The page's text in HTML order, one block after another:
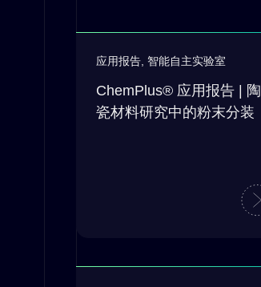
应用报告, 智能自主实验室
ChemPlus® 应用报告 | 陶
瓷材料研究中的粉末分装